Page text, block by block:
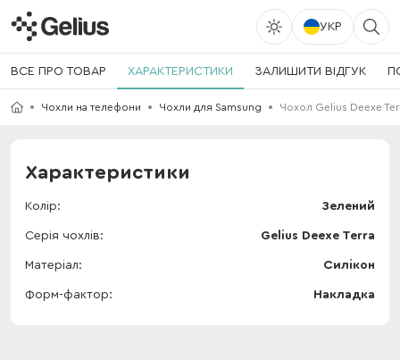
УКР
ВСЕ ПРО ТОВАР ХАРАКТЕРИСТИКИ ЗАЛИШИТИ ВІДГУК
Чохли на телефони Чохли для Samsung Чохол Gelius Deexe
Характеристики
Колір Зелений
Серія чохлів Gelius Deexe Terra
Матеріал Силікон
Форм-фактор Накладка